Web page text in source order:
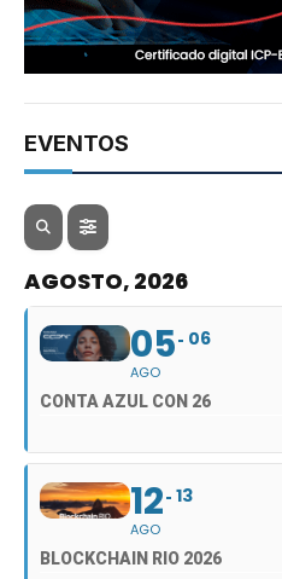
EVENTOS
AGOSTO, 2026
05
AGO
06
CONTA AZUL CON 26
12
AGO
13
BLOCKCHAIN RIO 2026